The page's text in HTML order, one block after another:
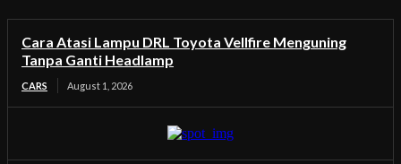
Cara Atasi Lampu DRL Toyota Vellfire Menguning
Tanpa Ganti Headlamp
CARS August 1, 2026